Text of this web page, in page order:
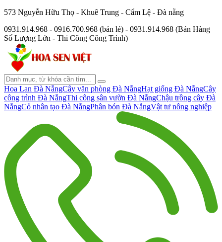
573 Nguyễn Hữu Thọ - Khuê Trung - Cẩm Lệ - Đà nẵng
0931.914.968 - 0916.700.968 (bán lẻ) - 0931.914.968 (Bán Hàng
Số Lượng Lớn - Thi Công Công Trình)
Hoa Lan Đà NẵngCây văn phòng Đà NẵngHạt giống Đà NẵngCây
công trình Đà NẵngThi công sân vườn Đà NẵngChậu trồng cây Đà
NẵngCỏ nhân tạo Đà NẵngPhân bón Đà NẵngVật tư nông nghiệp